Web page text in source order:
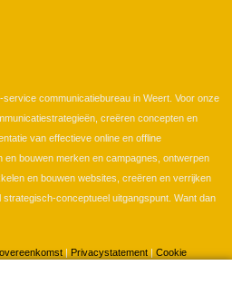
communicatiebureau in Weert. Voor onze
creëren concepten en
van effectieve online en offline
en bouwen merken en campagnes, ontwerpen
en bouwen websites, creëren en verrijken
conceptueel uitgangspunt. Want dan
Privacystatement
Cookie